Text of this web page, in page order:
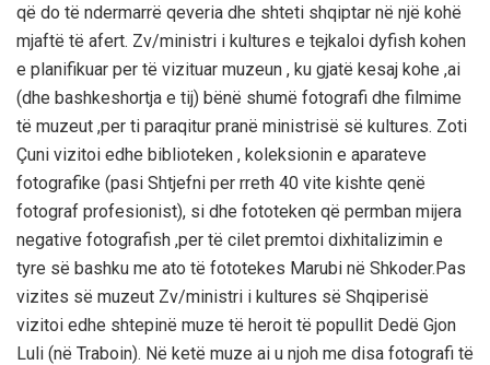
që do të ndermarrë qeveria dhe shteti shqiptar në një kohë
mjaftë të afert. Zv/ministri i kultures e tejkaloi dyfish kohen
e planifikuar per të vizituar muzeun , ku gjatë kesaj kohe ,ai
(dhe bashkeshortja e tij) bënë shumë fotografi dhe filmime
të muzeut ,per ti paraqitur pranë ministrisë së kultures. Zoti
Çuni vizitoi edhe biblioteken , koleksionin e aparateve
fotografike (pasi Shtjefni per rreth 40 vite kishte qenë
fotograf profesionist), si dhe fototeken që permban mijera
negative fotografish ,per të cilet premtoi dixhitalizimin e
tyre së bashku me ato të fototekes Marubi në Shkoder.Pas
vizites së muzeut Zv/ministri i kultures së Shqiperisë
vizitoi edhe shtepinë muze të heroit të popullit Dedë Gjon
Luli (në Traboin). Në ketë muze ai u njoh me disa fotografi të